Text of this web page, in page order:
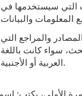
التي سيستخدمها في
والمراجع التي
سواء كانت باللغة
العربية أو الأجنبية.